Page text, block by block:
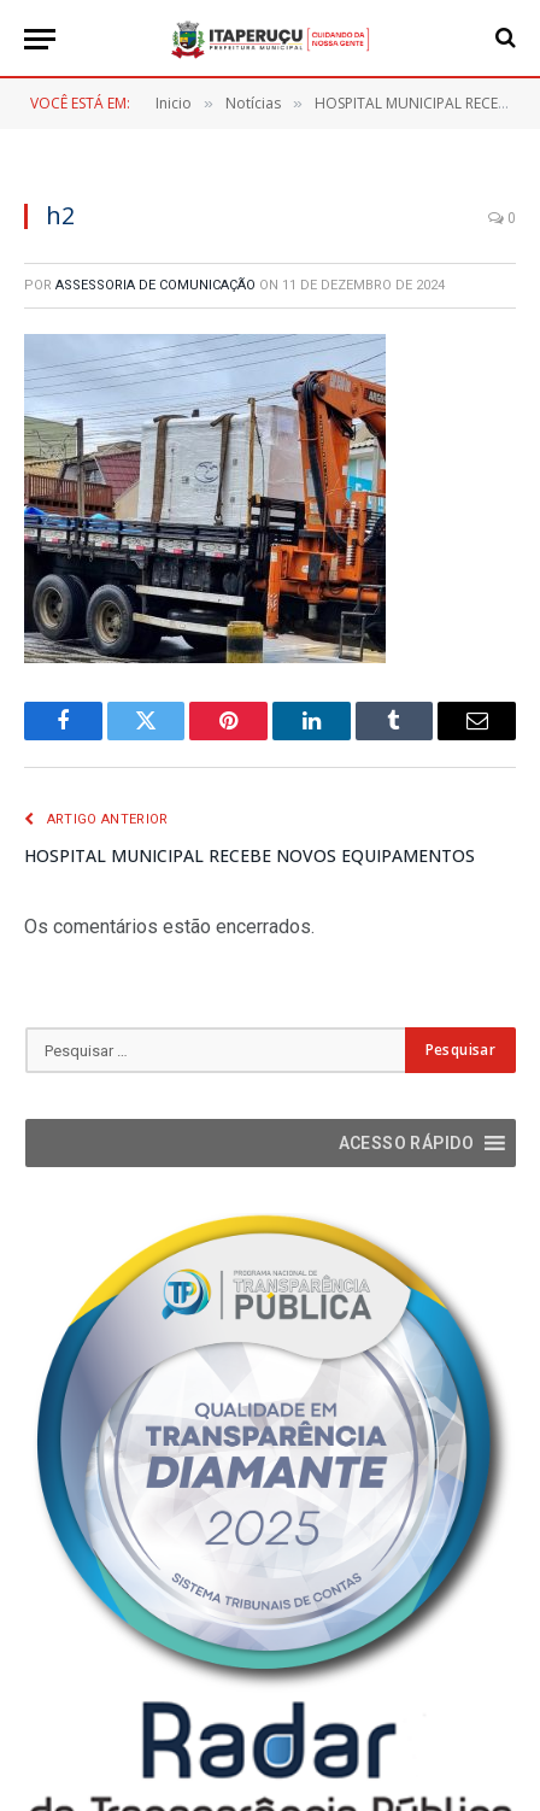
VOCÊ ESTÁ EM: Inicio » Notícias » HOSPITAL MUNICIPAL RECEBE NOVOS EQUIPAMENTOS
h2 0
POR ASSESSORIA DE COMUNICAÇÃO ON 11 DE DEZEMBRO DE 2024
FacebookTwitter Pinterest LinkedInTumblr
E-
ARTIGO ANTERIOR
HOSPITAL MUNICIPAL RECEBE NOVOS EQUIPAMENTOS
Os comentários estão encerrados.
ACESSO RÁPIDO